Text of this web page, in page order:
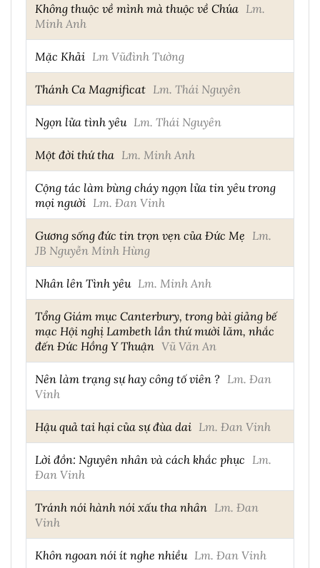
Không thuộc về mình mà thuộc về Chúa Lm.
Minh Anh
Mặc Khải Lm Vũđình Tường
Thánh Ca Magnificat Lm. Thái Nguyên
Ngọn lửa tình yêu Lm. Thái Nguyên
Một đời thứ tha Lm. Minh Anh
Cộng tác làm bùng cháy ngọn lửa tin yêu trong
mọi người Lm. Đan Vinh
Gương sống đức tin trọn vẹn của Đức Mẹ Lm.
JB Nguyễn Minh Hùng
Nhân lên Tình yêu Lm. Minh Anh
Tổng Giám mục Canterbury, trong bài giảng bế
mạc Hội nghị Lambeth lần thứ mười lăm, nhắc
đến Đức Hồng Y Thuận Vũ Văn An
Nên làm trạng sự hay công tố viên ? Lm. Đan
Vinh
Hậu quả tai hại của sự đùa dai Lm. Đan Vinh
Lời đồn: Nguyên nhân và cách khắc phục Lm.
Đan Vinh
Tránh nói hành nói xấu tha nhân Lm. Đan
Vinh
Khôn ngoan nói ít nghe nhiều Lm. Đan Vinh